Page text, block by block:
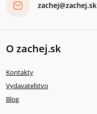
zachej@zachej.sk
O zachej.sk
Kontakty
Vydavateľstvo
Blog